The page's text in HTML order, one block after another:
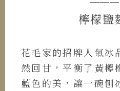
檸檬鹽
花毛家的招牌人氣冰
然回甘，平衡了黃檸
藍色的美，讓一碗刨